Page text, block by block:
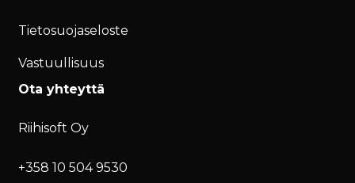
Tietosuojaseloste
Vastuullisuus
Ota yhteyttä
Riihisoft Oy
+358 10 504 9530